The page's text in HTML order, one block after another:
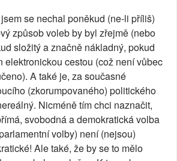
se nechal poněkud (ne-li příliš)
způsob voleb by byl zřejmě (nebo
složitý a značně nákladný, pokud
elektronickou cestou (což není vůbec
A také je, za současné
(zkorumpovaného) politického
Nicméně tím chci naznačit,
svobodná a demokratická volba
volby) není (nejsou)
Ale také, že by se to mělo